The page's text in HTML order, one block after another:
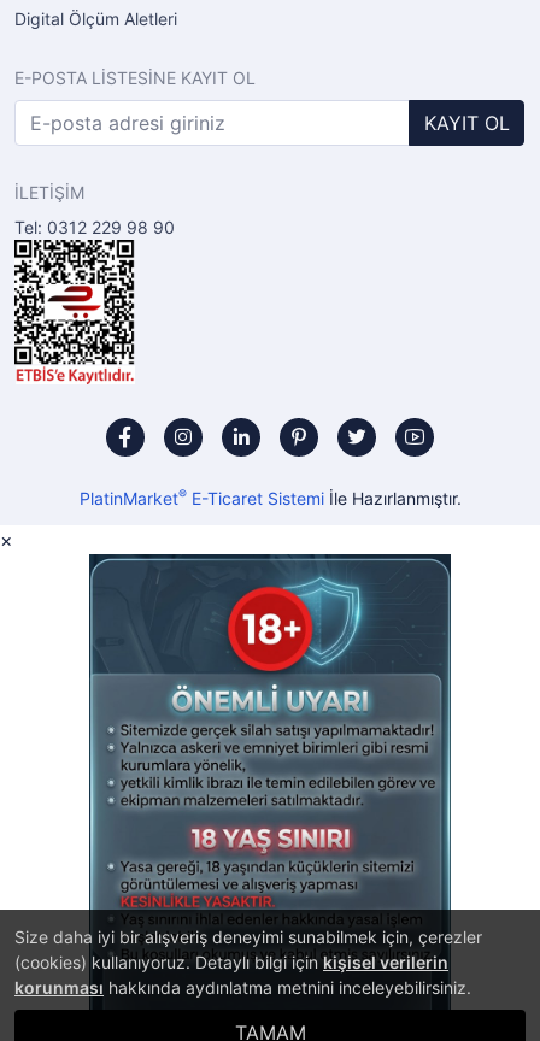
Size daha iyi bir alışveriş deneyimi sunabilmek için, çerezler
(cookies) kullanıyoruz. Detaylı bilgi için kişisel verilerin
korunması hakkında aydınlatma metnini inceleyebilirsiniz.
TAMAM
Digital Ölçüm Aletleri
E-POSTA LİSTESİNE KAYIT OL
KAYIT OL
İLETİŞİM
Tel: 0312 229 98 90
PlatinMarket®E-Ticaret Sistemiİle Hazırlanmıştır.
×